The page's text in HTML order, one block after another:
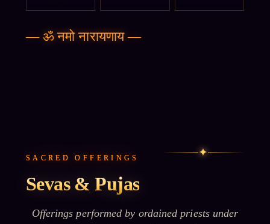
—ॐ नमो नारायणाय—
SACRED OFFERINGS ✦
Sevas & Pujas
Offerings performed by ordained priests under